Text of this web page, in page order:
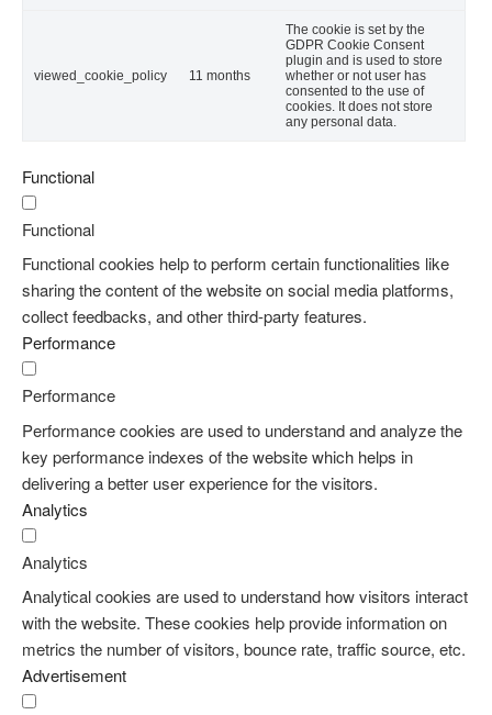
viewed_cookie_policy 11 months
The cookie is set by the
GDPR Cookie Consent
plugin and is used to store
whether or not user has
consented to the use of
cookies. It does not store
any personal data.
Functional
Functional
Functional cookies help to perform certain functionalities like
sharing the content of the website on social media platforms,
collect feedbacks, and other third-party features.
Performance
Performance
Performance cookies are used to understand and analyze the
key performance indexes of the website which helps in
delivering a better user experience for the visitors.
Analytics
Analytics
Analytical cookies are used to understand how visitors interact
with the website. These cookies help provide information on
metrics the number of visitors, bounce rate, traffic source, etc.
Advertisement